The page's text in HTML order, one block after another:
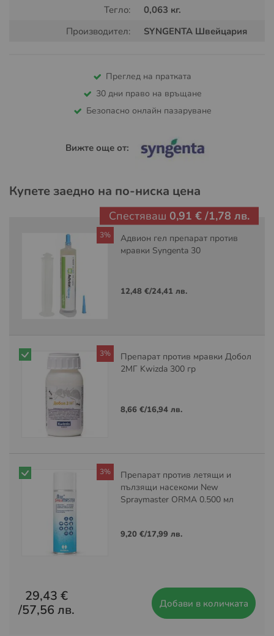
Тегло:
0,063 кг.
Производител:
SYNGENTA Швейцария
Преглед на пратката
30 дни право на връщане
Безопасно онлайн пазаруване
Вижте още от:
Купете заедно на по-ниска цена
3%
Адвион гел препарат против
мравки Syngenta 30
12,48 €/24,41 лв.
3%
Препарат против мравки Добол
2МГ Kwizda 300 гр
8,66 €/16,94 лв.
3%
Препарат против летящи и
пълзящи насекоми New
Spraymaster ORMA 0.500 мл
9,20 €/17,99 лв.
Спестяваш 0,91 € /1,78 лв.
29,43 €
/57,56 лв. Добави в количката